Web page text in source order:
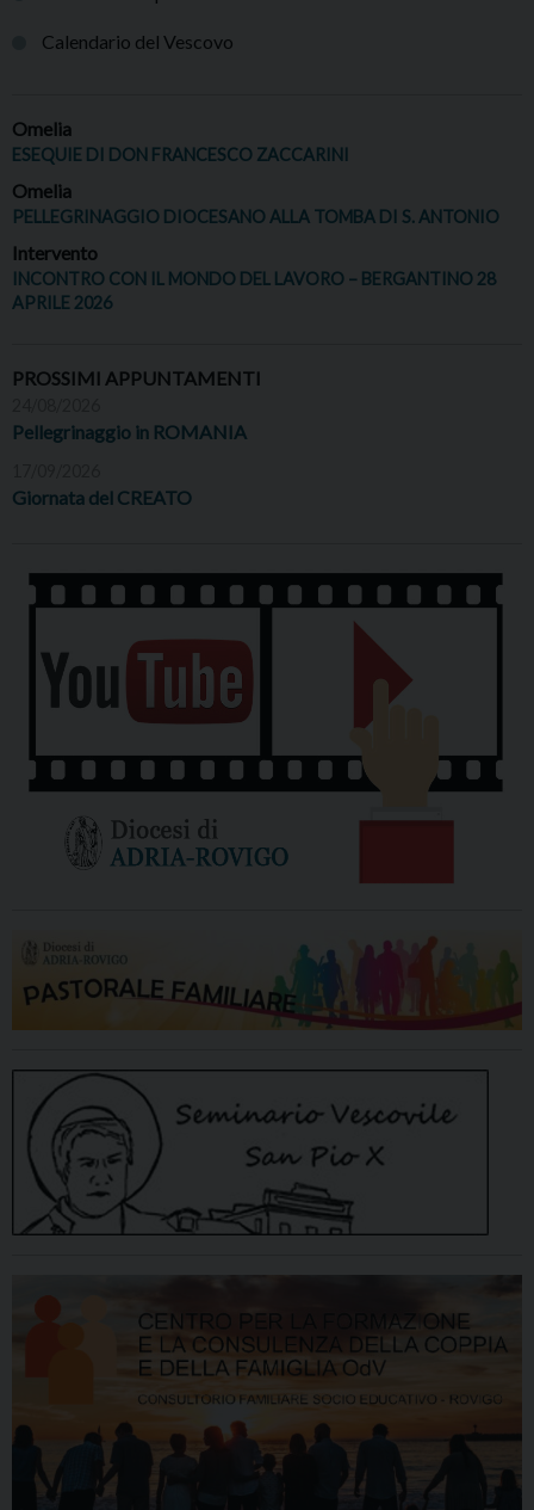
Calendario del Vescovo
Omelia
ESEQUIE DI DON FRANCESCO ZACCARINI
Omelia
PELLEGRINAGGIO DIOCESANO ALLA TOMBA DI S. ANTONIO
Intervento
INCONTRO CON IL MONDO DEL LAVORO – BERGANTINO 28
APRILE 2026
PROSSIMI APPUNTAMENTI
Pellegrinaggio in ROMANIA
Giornata del CREATO